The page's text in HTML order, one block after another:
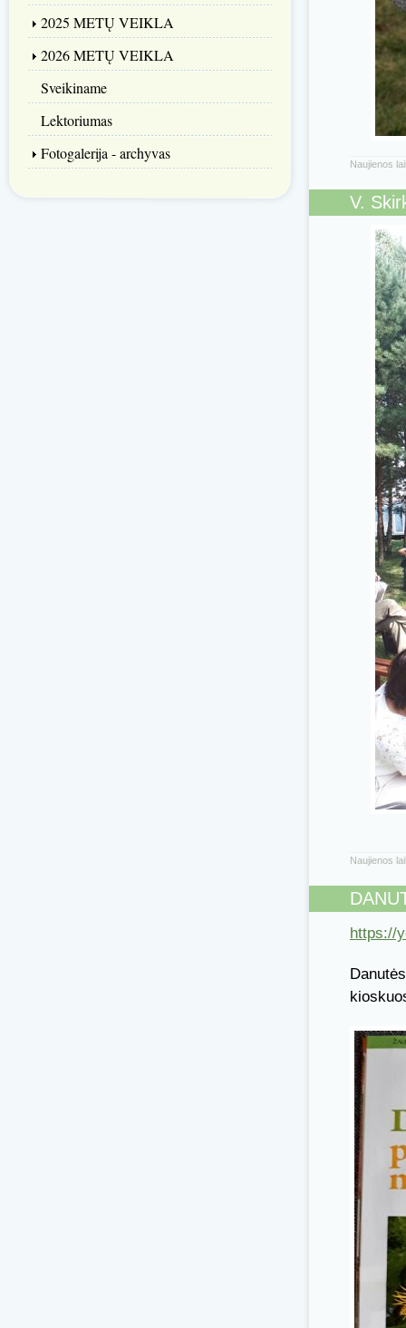
2025 METŲ VEIKLA
2026 METŲ VEIKLA
Sveikiname
Lektoriumas
Fotogalerija - archyvas
Naujienos
V.
Naujienos
https://